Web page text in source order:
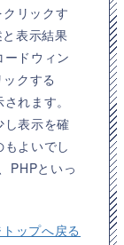
リックす
表示結果
ドウィン
クする
れます。
表示を確
よいでし
PHPといっ
ップへ戻る